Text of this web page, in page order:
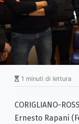
1 minuti di lettura
CORIGLIANO-
Ernesto Rapani